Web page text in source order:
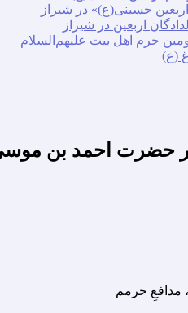
حسینی(ع)» در شیراز
اربعین در شیراز
حرم اهل بیت علیهم‌السلام
(ع)
حضرت احمد بن موسی
مدافعِ حرمم